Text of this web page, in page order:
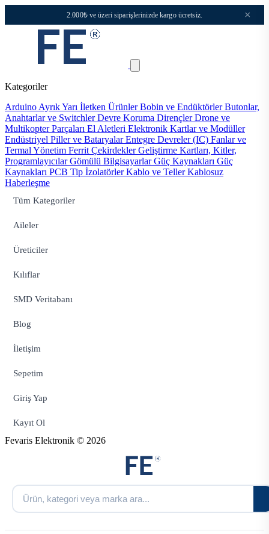
2.000₺ ve üzeri siparişlerinizde kargo ücretsiz. ×
Kategoriler
Arduino Ayrık Yarı İletken ÜrünlerBobin ve EndüktörlerButonlar,
Anahtarlar ve SwitchlerDevre Koruma DirençlerDrone ve
Multikopter Parçaları El Aletleri Elektronik Kartlar ve Modüller
Endüstriyel Piller ve BataryalarEntegre Devreler (IC) Fanlar ve
Termal Yönetim Ferrit ÇekirdeklerGeliştirme Kartları, Kitler,
ProgramlayıcılarGömülü BilgisayarlarGüç Kaynakları Güç
Kaynakları PCB Tip İzolatörlerKablo ve TellerKablosuz
Haberleşme
Tüm Kategoriler
Aileler
Üreticiler
Kılıflar
SMD Veritabanı
Blog
İletişim
Sepetim
Giriş Yap
Kayıt Ol
Fevaris Elektronik © 2026